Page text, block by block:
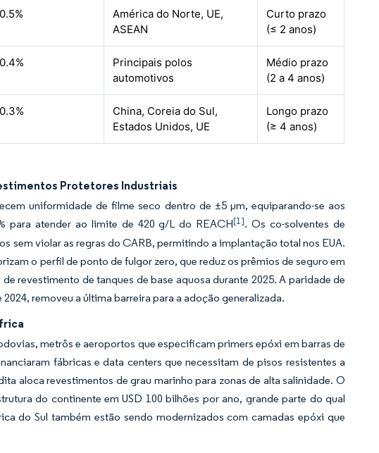
América do Norte, UE,
ASEAN
Curto prazo
(≤ 2 anos)
Principais polos
automotivos
Médio prazo
(2 a 4 anos)
China, Coreia do Sul,
Estados Unidos, UE
Longo prazo
(≥ 4 anos)
Protetores Industriais
uniformidade de filme seco dentro de ±5 µm, equiparando-se aos
para atender ao limite de 420 g/L do REACH[1]. Os co-solventes de
sem violar as regras do CARB, permitindo a implantação total nos EUA.
o perfil de ponto de fulgor zero, que reduz os prêmios de seguro em
revestimento de tanques de base aquosa durante 2025. A paridade de
removeu a última barreira para a adoção generalizada.
metrôs e aeroportos que especificam primers epóxi em barras de
fábricas e data centers que necessitam de pisos resistentes a
aloca revestimentos de grau marinho para zonas de alta salinidade. O
do continente em USD 100 bilhões por ano, grande parte do qual
do Sul também estão sendo modernizados com camadas epóxi que